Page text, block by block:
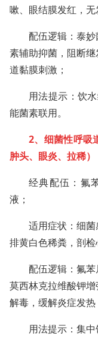
嗽、眼结膜发红，无
配伍逻辑：泰
素辅助抑菌，阻断
道黏膜刺激；
用法提示：饮
能菌素联用。
2、细菌性呼吸
肿头、眼炎、拉稀）
经典配伍：氟
液；
适用症状：细菌
排黄白色稀粪，剖检
配伍逻辑：氟
莫西林克拉维酸钾
解毒，缓解炎症发热
用法提示：集中